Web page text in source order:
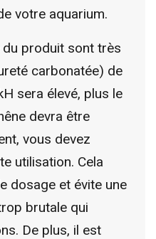
votre aquarium.
produit sont très
carbonatée) de
sera élevé, plus le
devra être
vous devez
utilisation. Cela
dosage et évite une
brutale qui
De plus, il est